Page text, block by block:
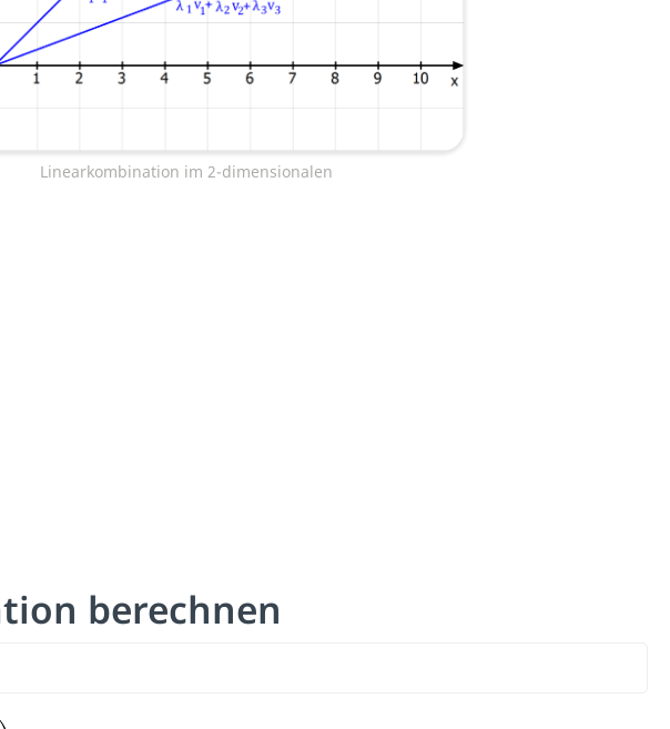
Linearkombination im 2-dimensionalen
berechnen